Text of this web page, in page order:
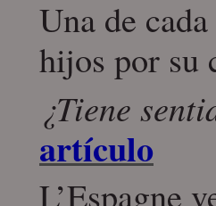
Una de
hijos por su
¿Tiene
artículo
L’Espagne